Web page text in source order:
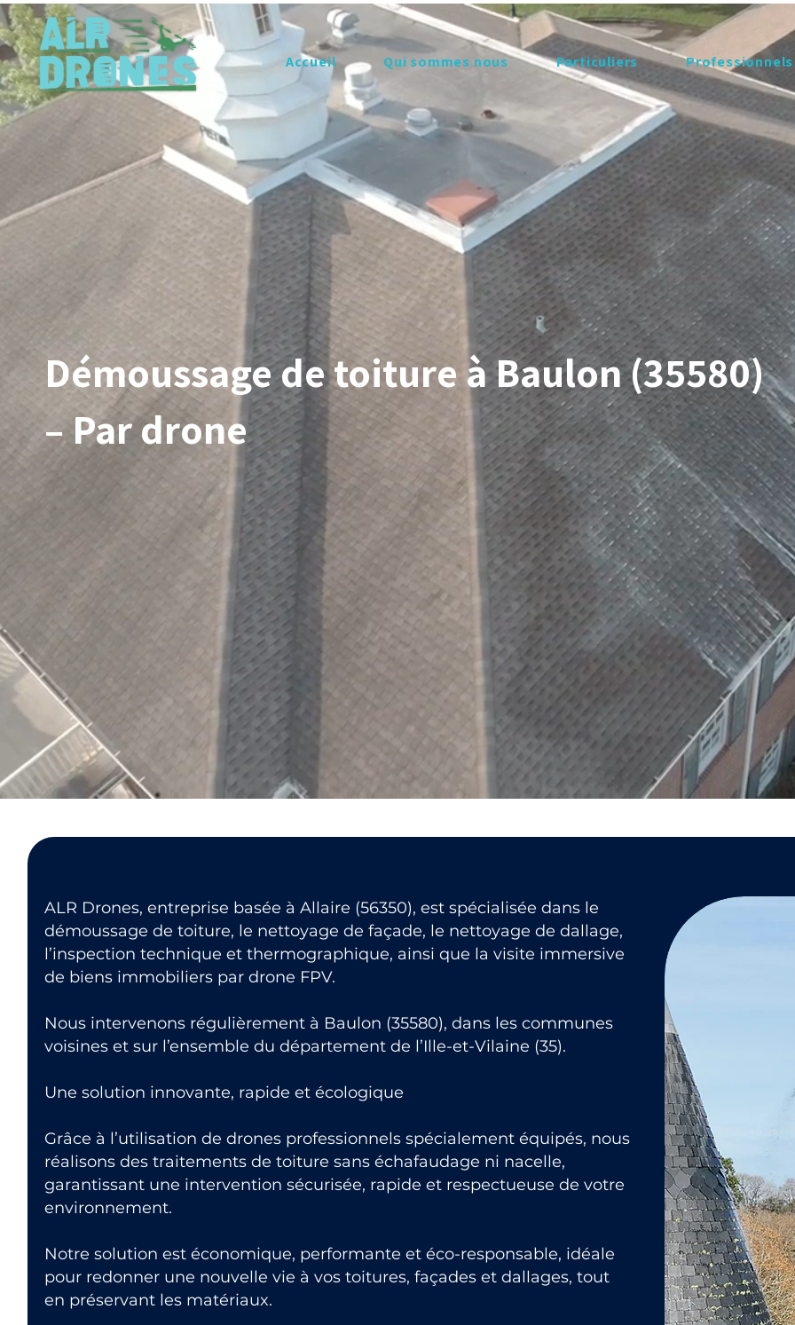
Accueil Qui sommes nous Particuliers Professionnels
Démoussage de toiture à Baulon (35580)
– Par drone
ALR Drones, entreprise basée à Allaire (56350), est spécialisée dans le
démoussage de toiture, le nettoyage de façade, le nettoyage de dallage,
l’inspection technique et thermographique, ainsi que la visite immersive
de biens immobiliers par drone FPV.
Nous intervenons régulièrement à Baulon (35580), dans les communes
voisines et sur l’ensemble du département de l’Ille-et-Vilaine (35).
Une solution innovante, rapide et écologique
Grâce à l’utilisation de drones professionnels spécialement équipés, nous
réalisons des traitements de toiture sans échafaudage ni nacelle,
garantissant une intervention sécurisée, rapide et respectueuse de votre
environnement.
Notre solution est économique, performante et éco-responsable, idéale
pour redonner une nouvelle vie à vos toitures, façades et dallages, tout
en préservant les matériaux.